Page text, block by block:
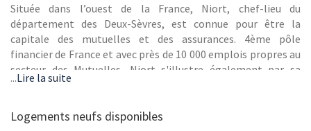
Située dans l’ouest de la France, Niort, chef-lieu du
département des Deux-Sèvres, est connue pour être la
capitale des mutuelles et des assurances. 4ème pôle
financier de France et avec près de 10 000 emplois propres au
secteur des Mutuelles, Niort s'illustre également par sa
qualité de vie, gardant la part belle aux déplacements doux et
...Lire la suite
Logements neufs disponibles